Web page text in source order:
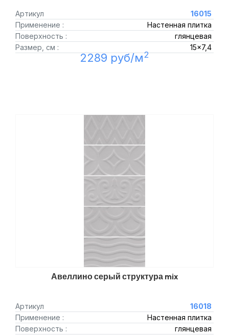
Артикул
16015
Применение :
Настенная плитка
Поверхность :
глянцевая
Размер, см :
15x7,4
2289 руб/м2
Авеллино серый структура mix
Артикул
16018
Применение :
Настенная плитка
Поверхность :
глянцевая